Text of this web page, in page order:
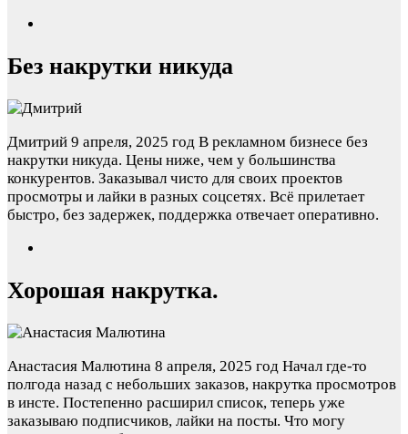
Без накрутки никуда
Дмитрий 9 апреля, 2025 год В рекламном бизнесе без
накрутки никуда. Цены ниже, чем у большинства
конкурентов. Заказывал чисто для своих проектов
просмотры и лайки в разных соцсетях. Всё прилетает
быстро, без задержек, поддержка отвечает оперативно.
Хорошая накрутка.
Анастасия Малютина 8 апреля, 2025 год Начал где-то
полгода назад с небольших заказов, накрутка просмотров
в инсте. Постепенно расширил список, теперь уже
заказываю подписчиков, лайки на посты. Что могу